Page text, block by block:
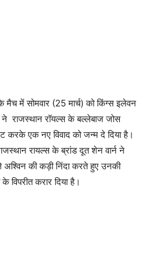
मैच में सोमवार (25 मार्च) को किंग्‍स इलेवन
राजस्‍थान रॉयल्‍स के बल्‍लेबाज जोस
एक नए विवाद को जन्‍म दे दिया है।
रायल्स के ब्रांड दूत शेन वार्न ने
की कड़ी निंदा करते हुए उनकी
करार दिया है।